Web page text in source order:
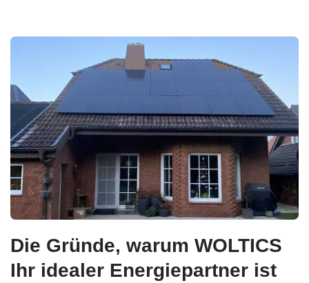
Die Gründe, warum WOLTICS
Ihr idealer Energiepartner ist